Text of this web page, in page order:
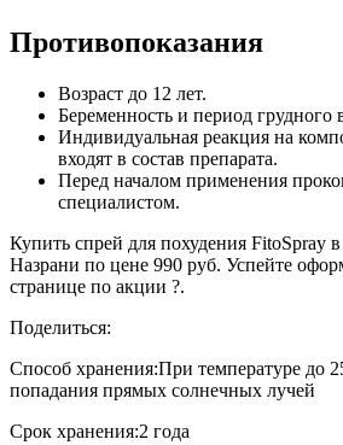
Противопоказания
Возраст до 12 лет.
Беременность и период грудного
Индивидуальная реакция на
входят в состав препарата.
Перед началом применения
специалистом.
Купить спрей для похудения FitoSpray
Назрани по цене 990 руб. Успейте
странице по акции ?.
Поделиться:
Способ хранения:При температуре до
попадания прямых солнечных лучей
Срок хранения:2 года